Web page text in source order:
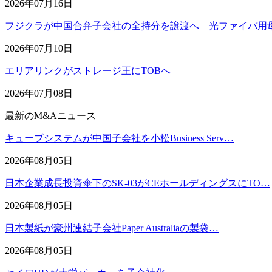
2026年07月16日
フジクラが中国合弁子会社の全持分を譲渡へ 光ファイバ
2026年07月10日
エリアリンクがストレージ王にTOBへ
2026年07月08日
最新のM&Aニュース
キューブシステムが中国子会社を小松Business Serv…
2026年08月05日
日本企業成長投資傘下のSK-03がCEホールディングスにTO…
2026年08月05日
日本製紙が豪州連結子会社Paper Australiaの製袋…
2026年08月05日